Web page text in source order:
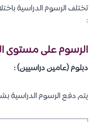
تختلف الرسوم الدراسية
:
الرسوم على مستوى
دبلوم (عامين دراسيين) :
يتم دفع الرسوم